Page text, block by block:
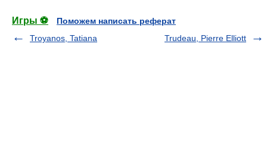
Игры ⚽
Поможем написать реферат
Troyanos, Tatiana
Trudeau, Pierre Elliott